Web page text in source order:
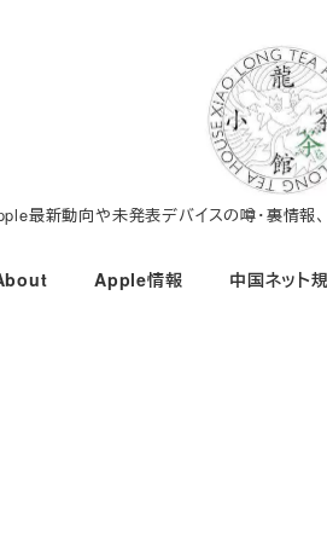
最新動向や未発表デバイスの噂・裏情報
Apple情報 中国ネット